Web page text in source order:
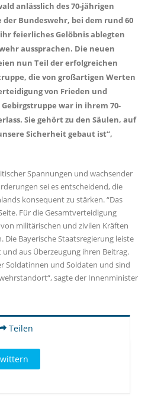
anlässlich des 70-jährigen
der Bundeswehr, bei dem rund 60
feierliches Gelöbnis ablegten
aussprachen. Die neuen
nun Teil der erfolgreichen
die von großartigen Werten
von Frieden und
war in ihrem 70-
Sie gehört zu den Säulen, auf
Sicherheit gebaut ist“,
Spannungen und wachsender
sei es entscheidend, die
konsequent zu stärken. “Das
Für die Gesamtverteidigung
militärischen und zivilen Kräften
Die Bayerische Staatsregierung leiste
aus Überzeugung ihren Beitrag.
Soldatinnen und Soldaten und sind
sagte der Innenminister
Teilen